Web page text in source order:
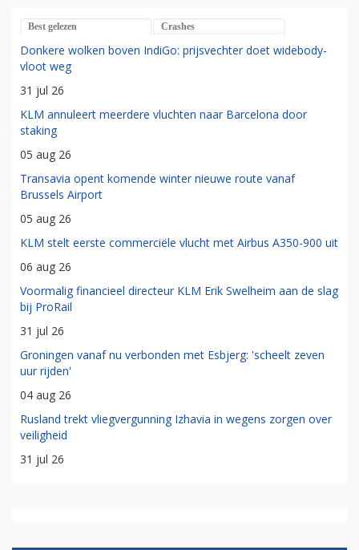
Best gelezen Crashes
Donkere wolken boven IndiGo: prijsvechter doet widebody-
vloot weg
31 jul 26
KLM annuleert meerdere vluchten naar Barcelona door
staking
05 aug 26
Transavia opent komende winter nieuwe route vanaf
Brussels Airport
05 aug 26
KLM stelt eerste commerciële vlucht met Airbus A350-900 uit
06 aug 26
Voormalig financieel directeur KLM Erik Swelheim aan de slag
bij ProRail
31 jul 26
Groningen vanaf nu verbonden met Esbjerg: 'scheelt zeven
uur rijden'
04 aug 26
Rusland trekt vliegvergunning Izhavia in wegens zorgen over
veiligheid
31 jul 26